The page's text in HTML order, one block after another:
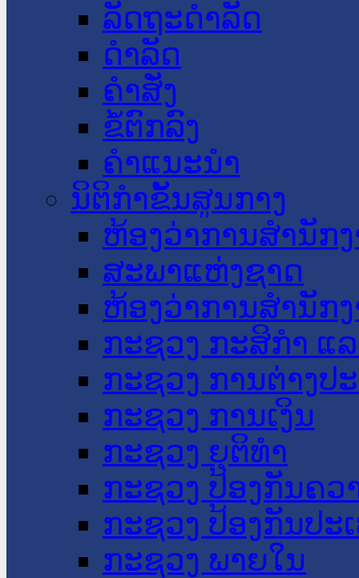
ລັດຖະດໍາລັດ
ດໍາລັດ
ຄໍາສັ່ງ
ຂໍ້ຕົກລົງ
ຄໍາແນະນໍາ
ນິຕິກໍາຂັ້ນສູນກາງ
ຫ້ອງວ່າການສໍານັກ
ສະພາແຫ່ງຊາດ
ຫ້ອງວ່າການສຳນັກ
ກະຊວງ ກະສິກຳ ແ
ກະຊວງ ການຕ່າງປ
ກະຊວງ ການເງິນ
ກະຊວງ ຍຸຕິທໍາ
ກະຊວງ ປ້ອງກັນຄວ
ກະຊວງ ປ້ອງກັນປະ
ກະຊວງ ພາຍໃນ